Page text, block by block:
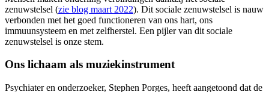
zenuwstelsel (zie blog maart 2022). Dit sociale zenuwstelsel is nauw
verbonden met het goed functioneren van ons hart, ons
immuunsysteem en met zelfherstel. Een pijler van dit sociale
zenuwstelsel is onze stem.
Ons lichaam als muziekinstrument
Psychiater en onderzoeker, Stephen Porges, heeft aangetoond dat de